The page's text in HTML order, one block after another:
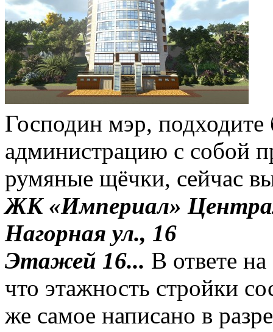
Господин мэр,
администрацию с собой
румяные щёчки, сейчас
ЖК «Империал»
Нагорная ул., 16
Этажей 16... В ответе
что этажность стройки
же самое написано в